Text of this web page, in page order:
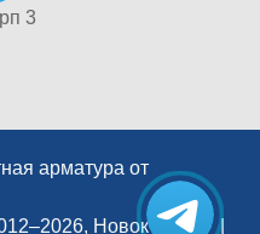
3
арматура от
Новокузнецк
|